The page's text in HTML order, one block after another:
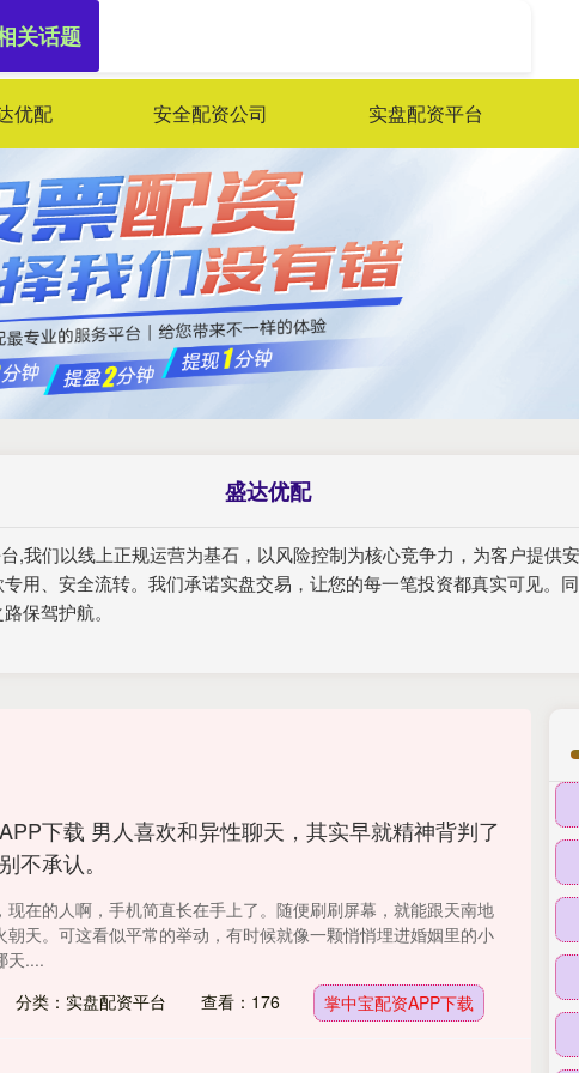
优配 安全配资公司 实盘配资平台
盛达优配
,我们以线上正规运营为基石，以风险控制为核心竞争力，为客户提供
用、安全流转。我们承诺实盘交易，让您的每一笔投资都真实可见。
保驾护航。
关话题
下载 男人喜欢和异性聊天，其实早就精神背判了
不承认。
现在的人啊，手机简直长在手上了。随便刷刷屏幕，就能跟天南地
朝天。可这看似平常的举动，有时候就像一颗悄悄埋进婚姻里的小
天....
分类：实盘配资平台
查看：176 掌中宝配资APP下载